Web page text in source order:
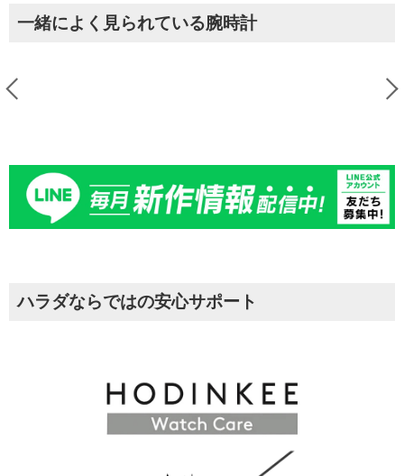
一緒によく見られている腕時計
ハラダならではの安心サポート